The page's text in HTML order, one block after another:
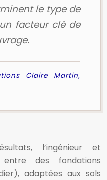
le type de
facteur clé de
Claire Martin,
l’ingénieur et
entre des fondations
adaptées aux sols